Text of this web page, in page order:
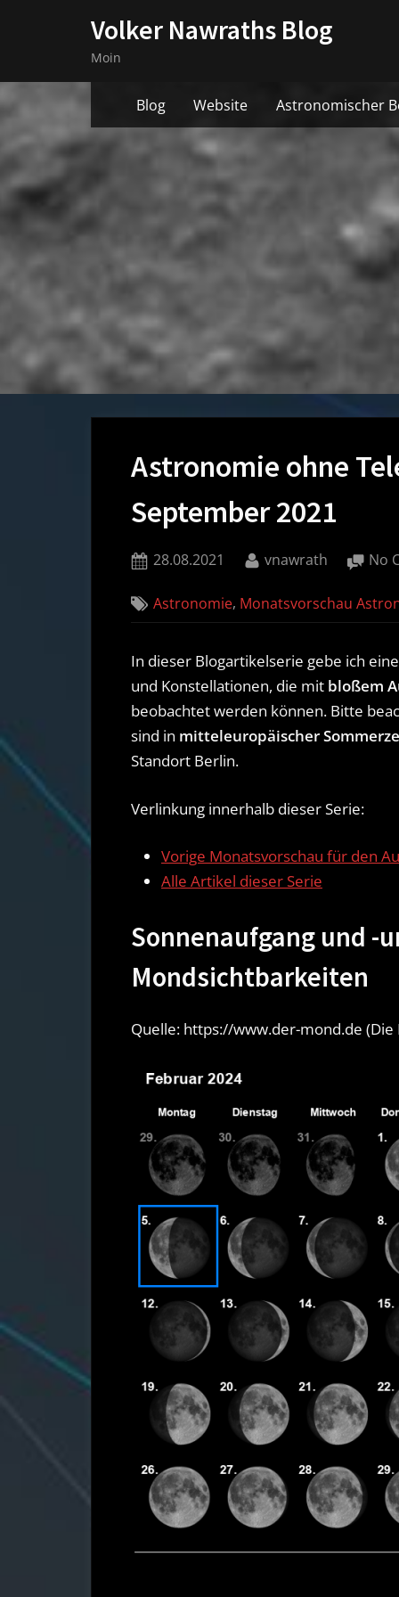
Volker Nawraths Blog
Moin
Blog Website Astronomischer
Astronomie ohne
September 2021
Posted
28.08.2021 By
vnawrath No
Astronomie, Monatsvorschau
In dieser Blogartikelserie gebe ich
und Konstellationen, die mit bloßem
beobachtet werden können. Bitte
sind in mitteleuropäischer
Standort Berlin.
Verlinkung innerhalb dieser Serie:
Vorige Monatsvorschau für den
Alle Artikel dieser Serie
Sonnenaufgang und -
Mondsichtbarkeiten
Quelle: https://www.der-mond.de (Die